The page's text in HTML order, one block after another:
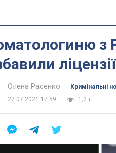
з
Олена Расенко
Кримінальні
27.07.2021 17:59
1,2 т.